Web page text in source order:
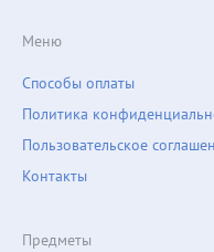
Предметы
Меню
Способы оплаты
Политика
Пользовательское
Контакты